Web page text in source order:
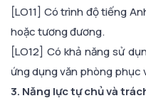
[LO11] Có trình độ tiếng
hoặc tương đương.
[LO12] Có khả năng sử
ứng dụng văn phòng phục
3. Năng lực tự chủ và